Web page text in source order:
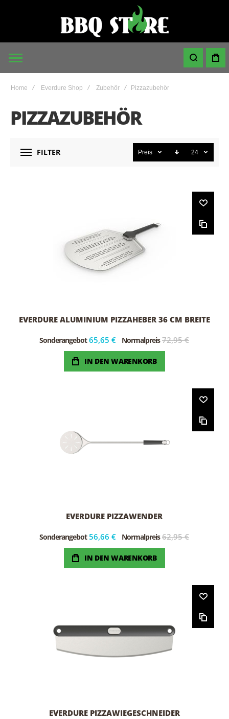
Home Everdure Shop Zubehör Pizzazubehör
PIZZAZUBEHÖR
FILTER Preis 24
EVERDURE ALUMINIUM PIZZAHEBER 36 CM BREITE
Sonderangebot 65,65 € Normalpreis 72,95 €
IN DEN WARENKORB
EVERDURE PIZZAWENDER
Sonderangebot 56,66 € Normalpreis 62,95 €
IN DEN WARENKORB
EVERDURE PIZZAWIEGESCHNEIDER